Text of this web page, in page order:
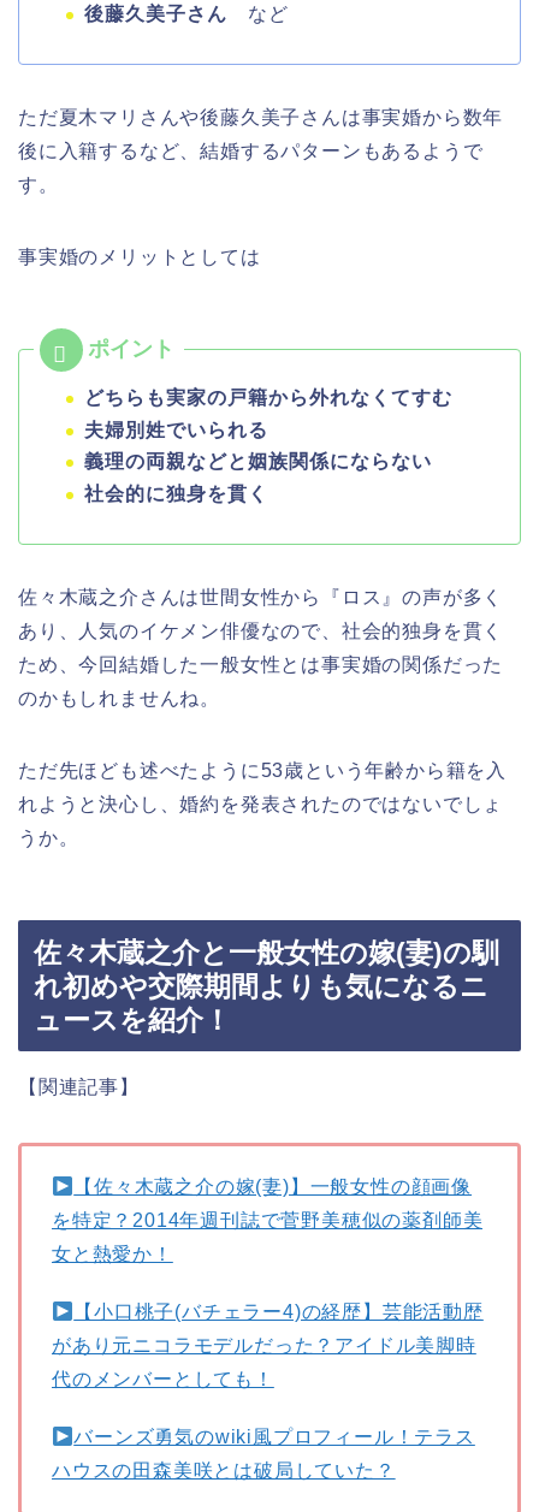
後藤久美子さん など
ただ夏木マリさんや後藤久美子さんは事実婚から数年
後に入籍するなど、結婚するパターンもあるようで
す。
事実婚のメリットとしては
どちらも実家の戸籍から外れなくてすむ
夫婦別姓でいられる
義理の両親などと姻族関係にならない
社会的に独身を貫く
佐々木蔵之介さんは世間女性から『ロス』の声が多く
あり、人気のイケメン俳優なので、社会的独身を貫く
ため、今回結婚した一般女性とは事実婚の関係だった
のかもしれませんね。
ただ先ほども述べたように53歳という年齢から籍を入
れようと決心し、婚約を発表されたのではないでしょ
うか。
佐々木蔵之介と一般女性の嫁(妻)の馴
れ初めや交際期間よりも気になるニ
ュースを紹介！
【関連記事】
【佐々木蔵之介の嫁(妻)】一般女性の顔画像
を特定？2014年週刊誌で菅野美穂似の薬剤師美
女と熱愛か！
【小口桃子(バチェラー4)の経歴】芸能活動歴
があり元ニコラモデルだった？アイドル美脚時
代のメンバーとしても！
バーンズ勇気のwiki風プロフィール！テラス
ハウスの田森美咲とは破局していた？